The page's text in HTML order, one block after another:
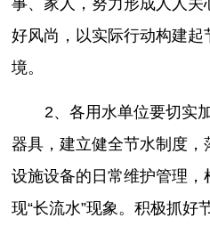
事、家人，努力形成人人
好风尚，以实际行动构建
境。
2、各用水单位要切实
器具，建立健全节水制度
设施设备的日常维护管理，
现“长流水”现象。积极抓好